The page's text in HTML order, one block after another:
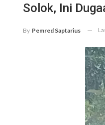
Solok, Ini
By Pemred Saptarius